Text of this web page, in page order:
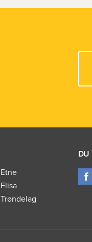
Etne
Flisa
Trøndelag
DU